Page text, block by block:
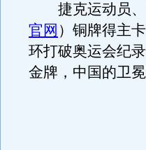
捷克运动员、
官网 ）铜牌得主
环打破奥运会纪
金牌，中国的卫